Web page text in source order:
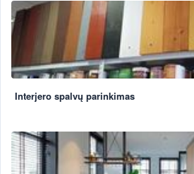
Interjero spalvų parinkimas